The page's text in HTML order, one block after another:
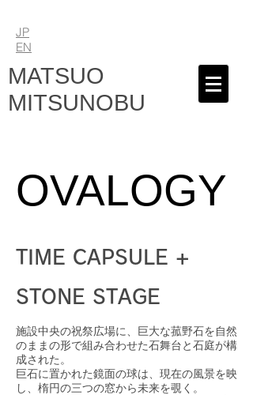
JP
EN
MATSUO
MITSUNOBU
OVALOGY
TIME CAPSULE +
STONE STAGE
施設中央の祝祭広場に、巨大な菰野石を自然
のままの形で組み合わせた石舞台と石庭が構
成された。
巨石に置かれた鏡面の球は、現在の風景を映
し、楕円の三つの窓から未来を覗く。